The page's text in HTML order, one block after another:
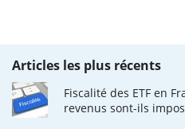
Articles les plus récents
Fiscalité des ETF en
revenus sont-ils